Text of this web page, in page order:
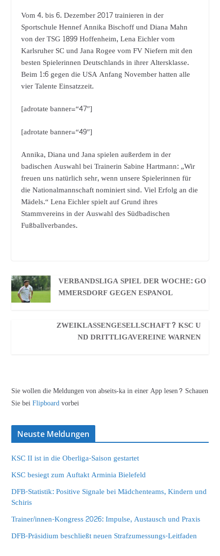
Vom 4. bis 6. Dezember 2017 trainieren in der
Sportschule Hennef Annika Bischoff und Diana Mahn
von der TSG 1899 Hoffenheim, Lena Eichler vom
Karlsruher SC und Jana Rogee vom FV Niefern mit den
besten Spielerinnen Deutschlands in ihrer Altersklasse.
Beim 1:6 gegen die USA Anfang November hatten alle
vier Talente Einsatzzeit.
[adrotate banner=“47″]
[adrotate banner=“49″]
Annika, Diana und Jana spielen außerdem in der
badischen Auswahl bei Trainerin Sabine Hartmann: „Wir
freuen uns natürlich sehr, wenn unsere Spielerinnen für
die Nationalmannschaft nominiert sind. Viel Erfolg an die
Mädels.“ Lena Eichler spielt auf Grund ihres
Stammvereins in der Auswahl des Südbadischen
Fußballverbandes.
VERBANDSLIGA SPIEL DER WOCHE: GO
MMERSDORF GEGEN ESPANOL
ZWEIKLASSENGESELLSCHAFT? KSC U
ND DRITTLIGAVEREINE WARNEN
Sie wollen die Meldungen von abseits-ka in einer App lesen? Schauen
Sie beiFlipboardvorbei
Neuste Meldungen
KSC II ist in die Oberliga-Saison gestartet
KSC besiegt zum Auftakt Arminia Bielefeld
DFB-Statistik: Positive Signale bei Mädchenteams, Kindern und
Schiris
Trainer/innen-Kongress 2026: Impulse, Austausch und Praxis
DFB-Präsidium beschließt neuen Strafzumessungs-Leitfaden